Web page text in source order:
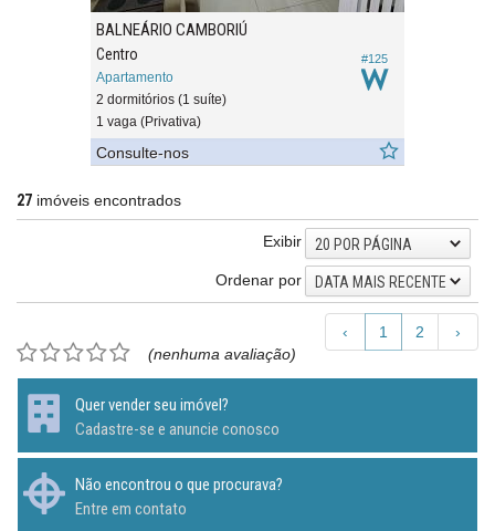
#125
BALNEÁRIO CAMBORIÚ
Centro
Apartamento
2 dormitórios (1 suíte)
1 vaga (Privativa)
Consulte-nos
27 imóveis encontrados
Exibir
20 POR PÁGINA
Ordenar por
DATA MAIS RECENTE
‹ 1 2
›
(nenhuma avaliação)
Quer vender seu imóvel?
Cadastre-se e anuncie conosco
Não encontrou o que procurava?
Entre em contato